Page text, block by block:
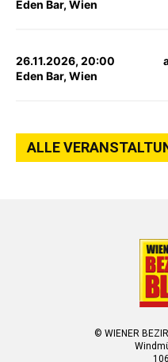
Eden Bar, Wien
26.11.2026, 20:00
Eden Bar, Wien
ALLE
© WIENER